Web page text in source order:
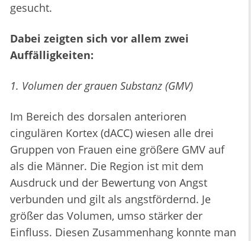
gesucht.
Dabei zeigten sich vor allem zwei
Auffälligkeiten:
1. Volumen der grauen Substanz (GMV)
Im Bereich des dorsalen anterioren
cingulären Kortex (dACC) wiesen alle drei
Gruppen von Frauen eine größere GMV auf
als die Männer. Die Region ist mit dem
Ausdruck und der Bewertung von Angst
verbunden und gilt als angstfördernd. Je
größer das Volumen, umso stärker der
Einfluss. Diesen Zusammenhang konnte man